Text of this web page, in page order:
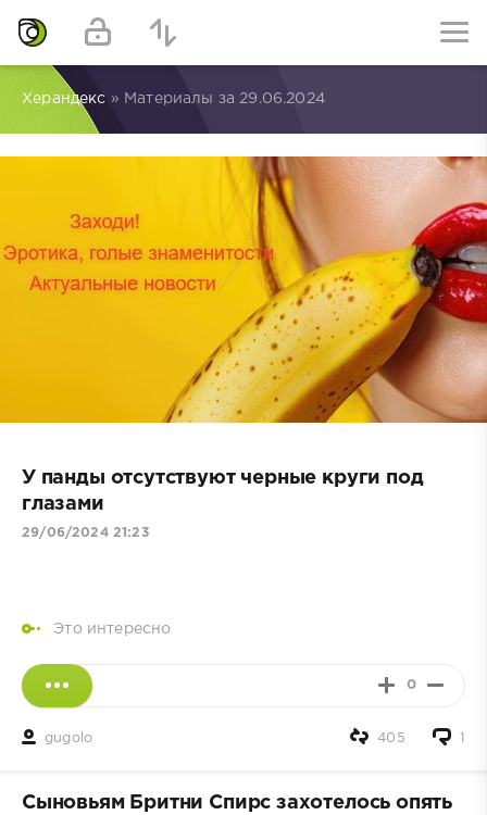
Херандекс » Материалы за 29.06.2024
У панды отсутствуют черные круги под
глазами
29/06/2024 21:23
Это интересно
0
gugolo 1
405
Сыновьям Бритни Спирс захотелось опять